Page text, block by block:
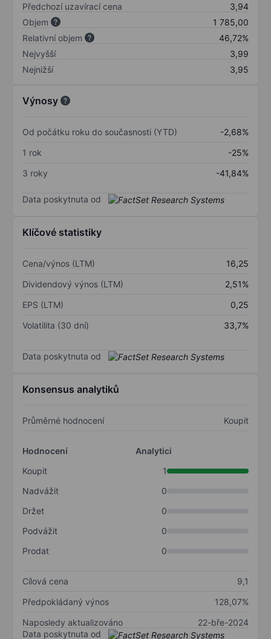
Předchozí uzavírací cena
3,94
Objem
1 785,00
Relativní objem
46,72%
Nejvyšší
3,99
Nejnižší
3,95
Výnosy
Od počátku roku do současnosti (YTD)
-2,68%
1 rok
-25%
3 roky
-41,84%
Data poskytnuta od
Klíčové statistiky
Cena/výnos (LTM)
16,25
Dividendový výnos (LTM)
2,51%
EPS (LTM)
0,25
Volatilita (30 dní)
33,7%
Data poskytnuta od
Konsensus analytiků
Průměrné hodnocení Koupit
Hodnocení
Analytici
Koupit
1
Nadvážit
0
Držet
0
Podvážit
0
Prodat
0
Cílová cena
9,1
Předpokládaný výnos
128,07%
Naposledy aktualizováno
22-bře-2024
Data poskytnuta od